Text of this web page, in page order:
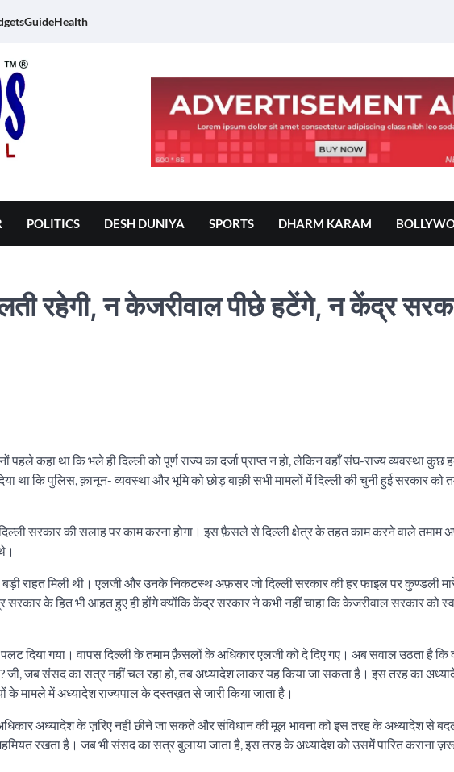
GuideHealth
POLITICS DESH DUNIYA SPORTS DHARM KARAM
रहेगी, न केजरीवाल पीछे हटेंगे, न केंद्र
पहले कहा था कि भले ही दिल्ली को पूर्ण राज्य का दर्जा प्राप्त न हो, लेकिन वहाँ संघ-राज्य व्यवस्था कुछ
था कि पुलिस, क़ानून- व्यवस्था और भूमि को छोड़ बाक़ी सभी मामलों में दिल्ली की चुनी हुई सरकार को
सरकार की सलाह पर काम करना होगा। इस फ़ैसले से दिल्ली क्षेत्र के तहत काम करने वाले तमाम
राहत मिली थी। एलजी और उनके निकटस्थ अफ़सर जो दिल्ली सरकार की हर फाइल पर कुण्डली
के हित भी आहत हुए ही होंगे क्योंकि केंद्र सरकार ने कभी नहीं चाहा कि केजरीवाल सरकार को
दिया गया। वापस दिल्ली के तमाम फ़ैसलों के अधिकार एलजी को दे दिए गए। अब सवाल उठता है कि
जी, जब संसद का सत्र नहीं चल रहा हो, तब अध्यादेश लाकर यह किया जा सकता है। इस तरह का
के मामले में अध्यादेश राज्यपाल के दस्तख़त से जारी किया जाता है।
अध्यादेश के ज़रिए नहीं छीने जा सकते और संविधान की मूल भावना को इस तरह के अध्यादेश से
रखता है। जब भी संसद का सत्र बुलाया जाता है, इस तरह के अध्यादेश को उसमें पारित कराना